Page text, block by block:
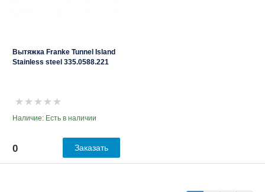
Вытяжка Franke Tunnel Island
Stainless steel 335.0588.221
Наличие: Есть в наличии
0 Заказать